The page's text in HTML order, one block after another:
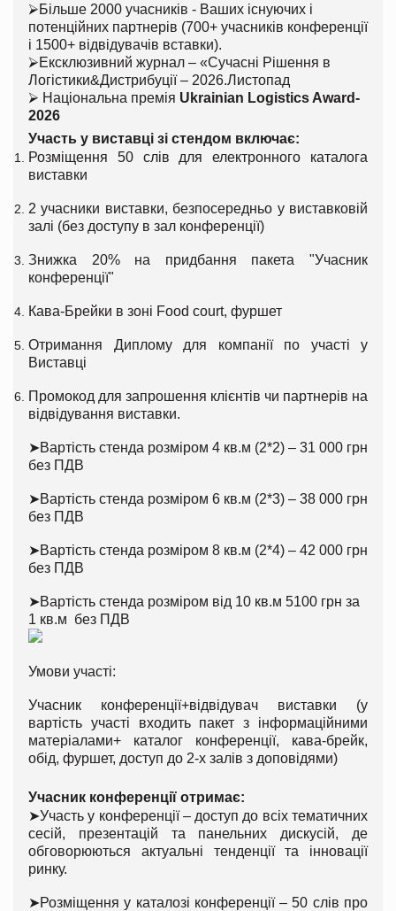
⮚Більше 2000 учасників - Ваших існуючих і
потенційних партнерів (700+ учасників конференції
і 1500+ відвідувачів вставки).
⮚Ексклюзивний журнал – «Сучасні Рішення в
Логістики&Дистрибуції – 2026.Листопад
⮚ Національна премія Ukrainian Logistics Award-
2026
Участь у виставці зі стендом включає:
Розміщення 50 слів для електронного каталога
виставки
2 учасники виставки, безпосередньо у виставковій
залі (без доступу в зал конференції)
Знижка 20% на придбання пакета "Учасник
конференції"
Кава-Брейки в зоні Food court, фуршет
Отримання Диплому для компанії по участі у
Виставці
Промокод для запрошення клієнтів чи партнерів на
відвідування виставки.
➤Вартість стенда розміром 4 кв.м (2*2) – 31 000 грн
без ПДВ
➤Вартість стенда розміром 6 кв.м (2*3) – 38 000 грн
без ПДВ
➤Вартість стенда розміром 8 кв.м (2*4) – 42 000 грн
без ПДВ
➤Вартість стенда розміром від 10 кв.м 5100 грн за
1 кв.м без ПДВ
Умови участі:
Учасник конференції+відвідувач виставки (у
вартість участі входить пакет з інформаційними
матеріалами+ каталог конференції, кава-брейк,
обід, фуршет, доступ до 2-х залів з доповідями)
Учасник конференції отримає:
➤Участь у конференції – доступ до всіх тематичних
сесій, презентацій та панельних дискусій, де
обговорюються актуальні тенденції та інновації
ринку.
➤Розміщення у каталозі конференції – 50 слів про